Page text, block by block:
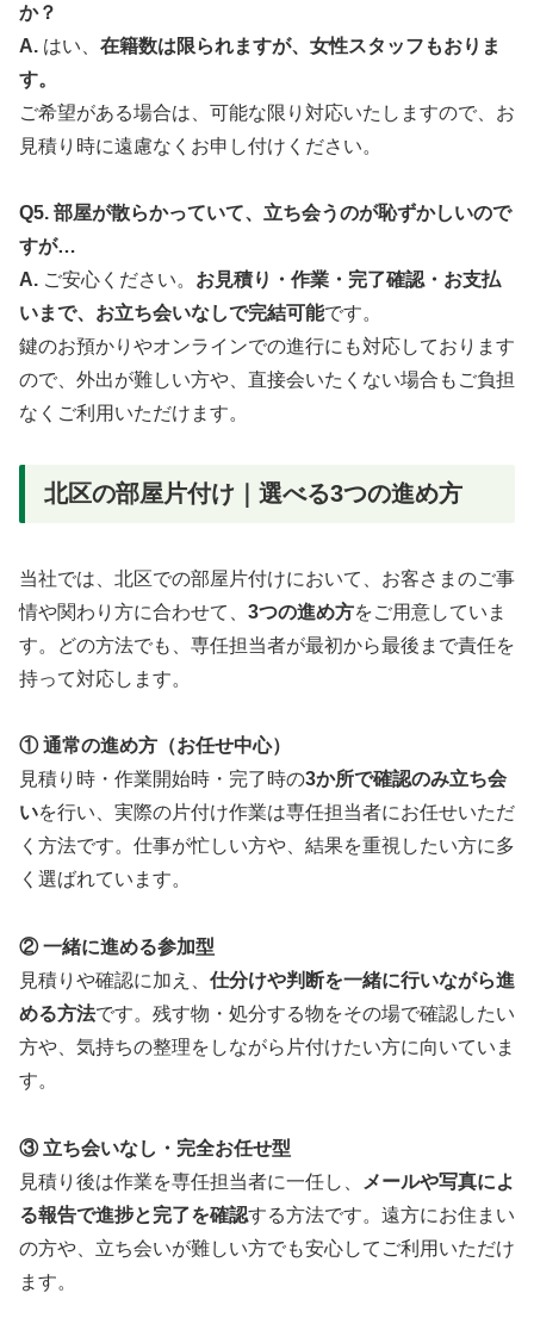
か？
A. はい、 在籍数は限られますが、女性スタッフもおりま
す。
ご希望がある場合は、可能な限り対応いたしますので、お
見積り時に遠慮なくお申し付けください。
Q5. 部屋が散らかっていて、立ち会うのが恥ずかしいので
すが…
A. ご安心ください。 お見積り・作業・完了確認・お支払
いまで、お立ち会いなしで完結可能です。
鍵のお預かりやオンラインでの進行にも対応しております
ので、外出が難しい方や、直接会いたくない場合もご負担
なくご利用いただけます。
北区の部屋片付け｜選べる3つの進め方
当社では、北区での部屋片付けにおいて、お客さまのご事
情や関わり方に合わせて、 3つの進め方をご用意していま
す。どの方法でも、専任担当者が最初から最後まで責任を
持って対応します。
① 通常の進め方（お任せ中心）
見積り時・作業開始時・完了時の3か所で確認のみ立ち会
いを行い、実際の片付け作業は専任担当者にお任せいただ
く方法です。仕事が忙しい方や、結果を重視したい方に多
く選ばれています。
② 一緒に進める参加型
見積りや確認に加え、 仕分けや判断を一緒に行いながら進
める方法です。残す物・処分する物をその場で確認したい
方や、気持ちの整理をしながら片付けたい方に向いていま
す。
③ 立ち会いなし・完全お任せ型
見積り後は作業を専任担当者に一任し、
メールや写真によ
る報告で進捗と完了を確認する方法です。遠方にお住まい
の方や、立ち会いが難しい方でも安心してご利用いただけ
ます。